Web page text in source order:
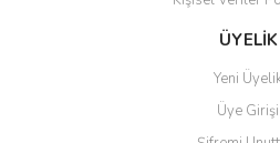
Gönder
ÜYELİK
Yeni
Üye Girişi